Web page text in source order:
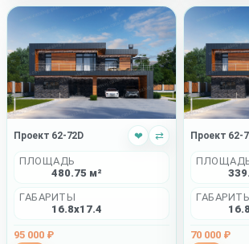
Проект 62-72D ❤ ⇄
ПЛОЩАДЬ
480.75 м²
ГАБАРИТЫ
16.8x17.4
95 000 ₽
Проект 62-
70 000 ₽